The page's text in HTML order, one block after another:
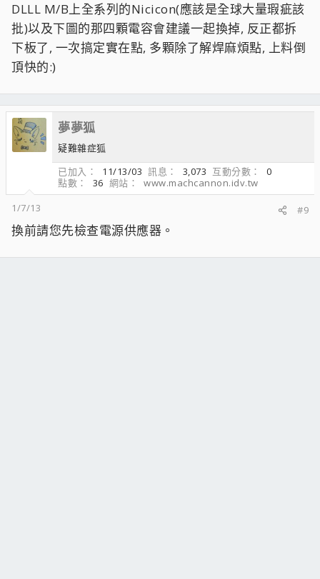
DLLL M/B上全系列的Nicicon(應該是全球大量瑕疵該
批)以及下圖的那四顆電容會建議一起換掉, 反正都拆
下板了, 一次搞定實在點, 多顆除了解焊麻煩點, 上料倒
頂快的:)
夢夢狐
疑難雜症狐
已加入
11/13/03 訊息 3,073 互動分數
0
點數
36 網站
www.machcannon.idv.tw
1/7/13
#9
換前請您先檢查電源供應器。